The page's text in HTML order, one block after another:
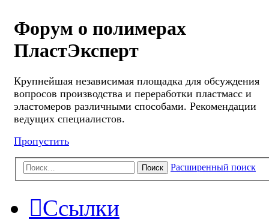
Форум о полимерах
ПластЭксперт
Крупнейшая независимая площадка для обсуждения
вопросов производства и переработки пластмасс и
эластомеров различными способами. Рекомендации
ведущих специалистов.
Пропустить
Поиск Расширенный поиск
Ссылки